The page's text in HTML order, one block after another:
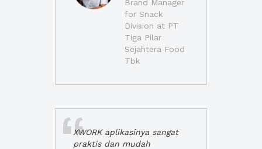
Brand Manager
for Snack
Division at PT
Tiga Pilar
Sejahtera Food
Tbk
XWORK aplikasinya sangat
praktis dan mudah